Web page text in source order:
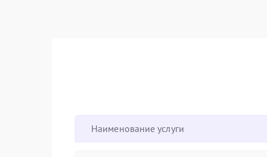
Наименование услуги